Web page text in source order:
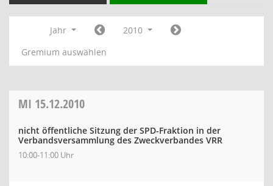
Jahr
2010
Gremium auswählen
MI 15.12.2010
nicht öffentliche Sitzung der SPD-Fraktion in der
Verbandsversammlung des Zweckverbandes VRR
10:00-11:00 Uhr